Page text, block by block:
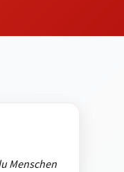
Menschen